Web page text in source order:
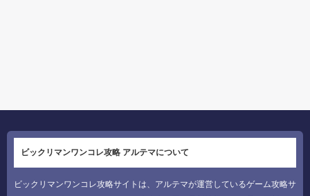
ビックリマンワンコレ攻略 アルテマについて
ビックリマンワンコレ攻略サイトは、アルテマが運営しているゲーム攻略サ